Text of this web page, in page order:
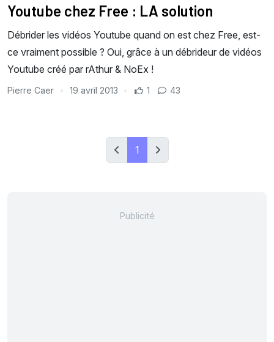
Youtube chez Free : LA solution
Débrider les vidéos Youtube quand on est chez Free, est-
ce vraiment possible ? Oui, grâce à un débrideur de vidéos
Youtube créé par rAthur & NoEx !
Pierre Caer 19 avril 2013 1 43
1